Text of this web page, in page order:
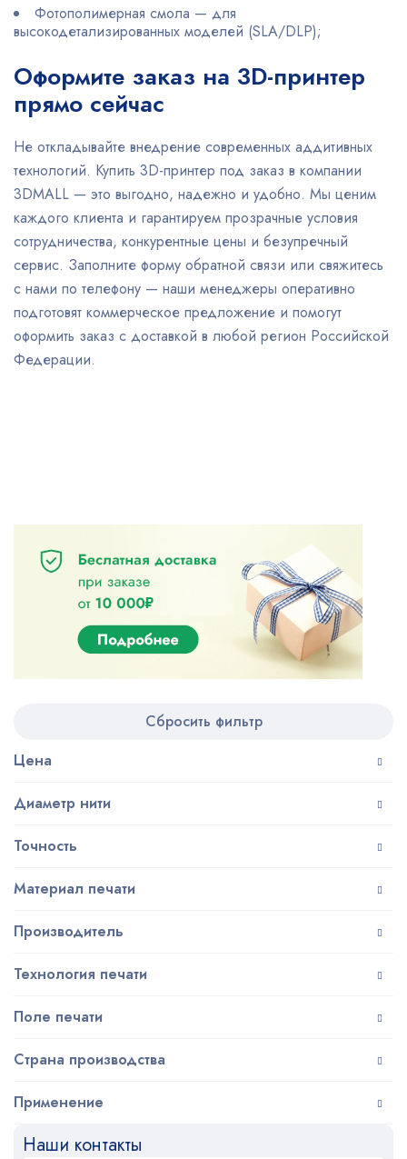
Сбросить фильтр
Цена
Диаметр нити
Точность
Материал печати
Производитель
Технология печати
Поле печати
Страна производства
Применение
Наши контакты
Фотополимерная смола — для
высокодетализированных моделей (SLA/DLP);
Оформите заказ на 3D-принтер
прямо сейчас
Не откладывайте внедрение современных аддитивных
технологий. Купить 3D-принтер под заказ в компании
3DMALL — это выгодно, надежно и удобно. Мы ценим
каждого клиента и гарантируем прозрачные условия
сотрудничества, конкурентные цены и безупречный
сервис. Заполните форму обратной связи или свяжитесь
с нами по телефону — наши менеджеры оперативно
подготовят коммерческое предложение и помогут
оформить заказ с доставкой в любой регион Российской
Федерации.